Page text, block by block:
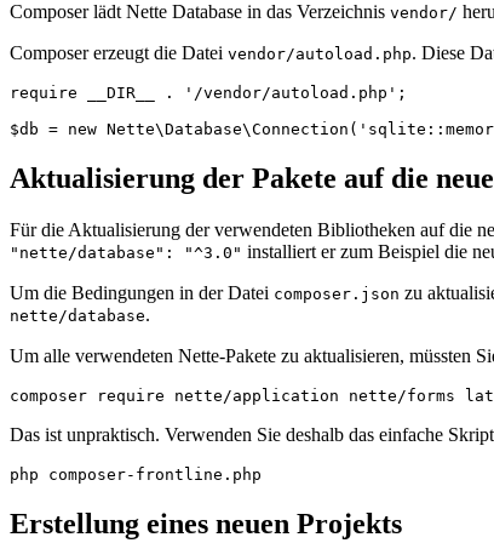
Composer lädt Nette Database in das Verzeichnis vendor/
Composer erzeugt die Datei vendor/autoload.php. Diese
require __DIR__ . '/vendor/autoload.php';
Aktualisierung der Pakete auf die
Für die Aktualisierung der verwendeten Bibliotheken auf die
"nette/database": "^3.0" installiert er zum Beispiel die
Um die Bedingungen in der Datei composer.json zu
nette/database.
Um alle verwendeten Nette-Pakete zu aktualisieren, müssten
Das ist unpraktisch. Verwenden Sie deshalb das einfache Skript
Erstellung eines neuen Projekts